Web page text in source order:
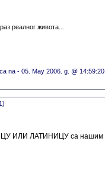
реалног живота...
na - 05. May 2006. g. @ 14:59:20
ИЛИ ЛАТИНИЦУ са нашим